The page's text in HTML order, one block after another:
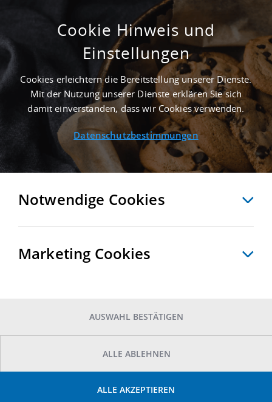
ERSTBEZUG - 4.000 M² LAGERHALLE IN
LEIPZIG AN DER AUTOBAHN A 14
Startseite Immobiliensuche Detailansicht
VERGLEICHEN EXPORT PDF
Prod.-/Lagerfläche
Cookie Hinweis und
Einstellungen
Cookies erleichtern die Bereitstellung unserer Dienste.
Mit der Nutzung unserer Dienste erklären Sie sich
damit einverstanden, dass wir Cookies verwenden.
Datenschutzbestimmungen
Notwendige Cookies
Marketing Cookies
AUSWAHL BESTÄTIGEN
ALLE ABLEHNEN
ALLE AKZEPTIEREN